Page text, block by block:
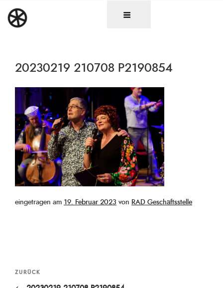
Inhalt
springen
20230219 210708 P2190854
eingetragen am Veröffentlicht
19. Februar 2023 von RAD Geschäftsstelle
Beitragsnavigation
Vorheriger
Beitrag
ZURÜCK